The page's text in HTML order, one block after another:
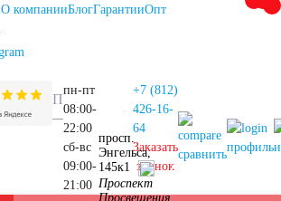
О компанииБлогГарантииОпт
пн-пт
08:00-
22:00
сб-вс
09:00-
21:00
+7 (812)
426-16-
64
Заказать
звонок
сравнить
профиль
Подбор Санкт-
просп.
Энгельса,
145к1
Проспект
Просвещения
+7
(812)